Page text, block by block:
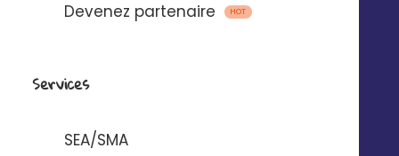
Devenez partenaire
HOT
Services
SEA/SMA
Unifiez vos données locales